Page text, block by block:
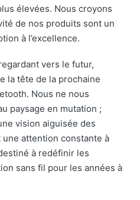
élevées. Nous croyons
de nos produits sont un
à l’excellence.
vers le futur,
la tête de la prochaine
Nous ne nous
paysage en mutation ;
vision aiguisée des
attention constante à
à redéfinir les
sans fil pour les années à